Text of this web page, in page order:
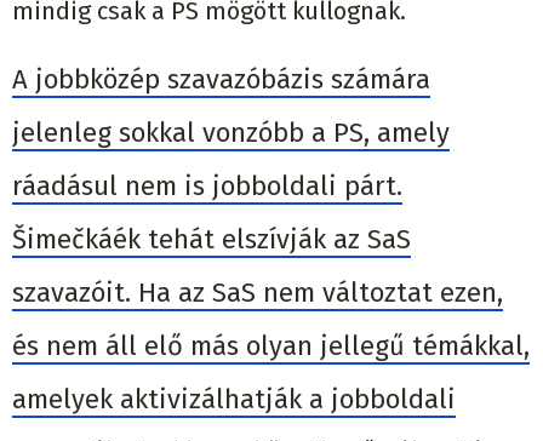
mindig csak a PS mögött kullognak.
A jobbközép szavazóbázis számára
jelenleg sokkal vonzóbb a PS, amely
ráadásul nem is jobboldali párt.
Šimečkáék tehát elszívják az SaS
szavazóit. Ha az SaS nem változtat ezen,
és nem áll elő más olyan jellegű témákkal,
amelyek aktivizálhatják a jobboldali